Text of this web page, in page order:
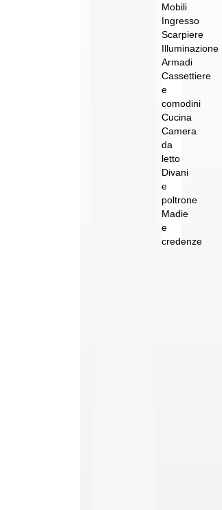
Mobili
Ingresso
Scarpiere
Illuminazione
Armadi
Cassettiere
e
comodini
Cucina
Camera
da
letto
Divani
e
poltrone
Madie
e
credenze